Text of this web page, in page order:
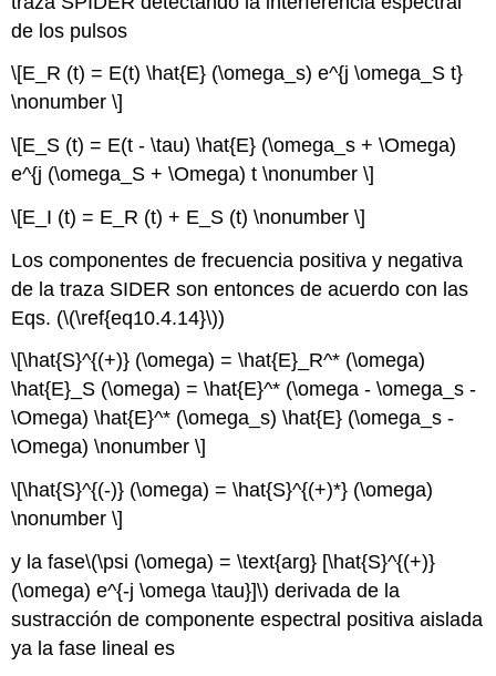
de los pulsos
\[E_R (t) = E(t) \hat{E} (\omega_s) e^{j \omega_S t}
\nonumber \]
\[E_S (t) = E(t - \tau) \hat{E} (\omega_s + \Omega)
e^{j (\omega_S + \Omega) t \nonumber \]
\[E_I (t) = E_R (t) + E_S (t) \nonumber \]
Los componentes de frecuencia positiva y negativa
de la traza SIDER son entonces de acuerdo con las
Eqs. (\(\ref{eq10.4.14}\))
\[\hat{S}^{(+)} (\omega) = \hat{E}_R^* (\omega)
\hat{E}_S (\omega) = \hat{E}^* (\omega - \omega_s -
\Omega) \hat{E}^* (\omega_s) \hat{E} (\omega_s -
\Omega) \nonumber \]
\[\hat{S}^{(-)} (\omega) = \hat{S}^{(+)*} (\omega)
\nonumber \]
y la fase\(\psi (\omega) = \text{arg} [\hat{S}^{(+)}
(\omega) e^{-j \omega \tau}]\) derivada de la
sustracción de componente espectral positiva aislada
ya la fase lineal es